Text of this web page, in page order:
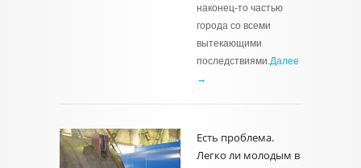
наконец-то частью
города со всеми
вытекающими
последствиями.Далее
→
Есть проблема.
Легко ли молодым в